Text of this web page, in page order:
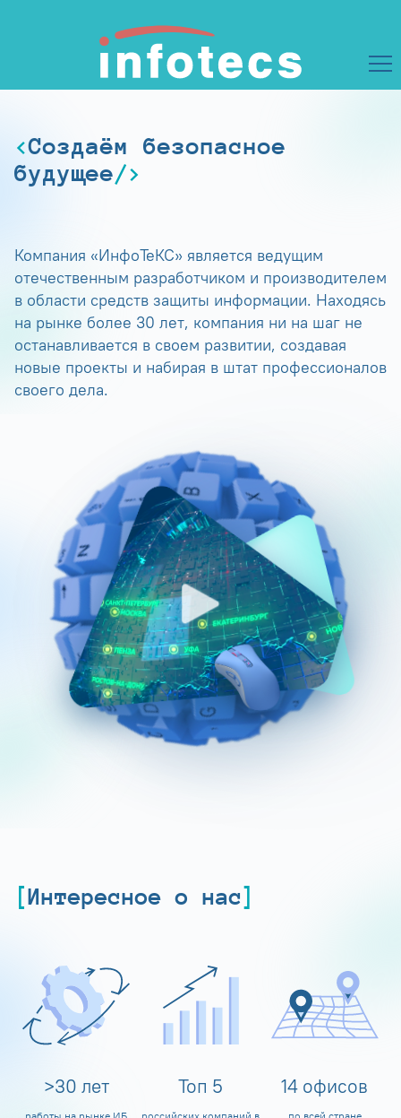
Создаём безопасное
будущее
Компания «ИнфоТеКС» является ведущим
отечественным разработчиком и производителем
в области средств защиты информации. Находясь
на рынке более 30 лет, компания ни на шаг не
останавливается в своем развитии, создавая
новые проекты и набирая в штат профессионалов
своего дела.
Интересное о нас
>30 лет Топ 5 14 офисов